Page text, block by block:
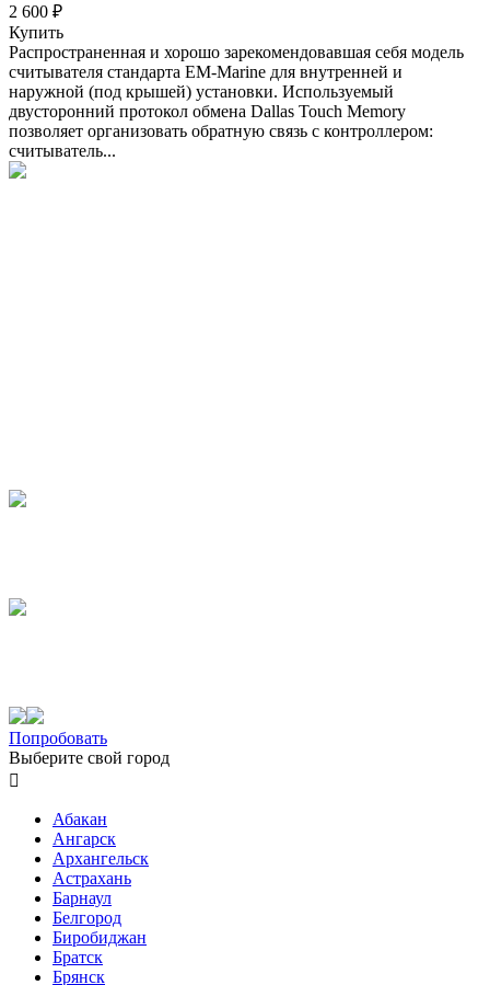
2 600 ₽
Купить
Распространенная и хорошо зарекомендовавшая себя модель
считывателя стандарта EM-Marine для внутренней и
наружной (под крышей) установки. Используемый
двусторонний протокол обмена Dallas Touch Memory
позволяет организовать обратную связь с контроллером:
считыватель...
Попробовать
Выберите свой город

Абакан
Ангарск
Архангельск
Астрахань
Барнаул
Белгород
Биробиджан
Братск
Брянск